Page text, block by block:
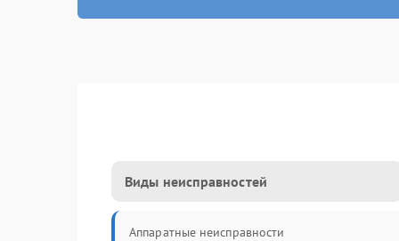
Виды неисправностей
Аппаратные неисправности